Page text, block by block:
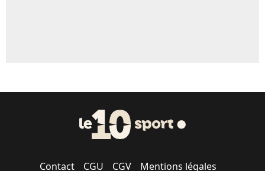
Contact CGU CGV Mentions légales